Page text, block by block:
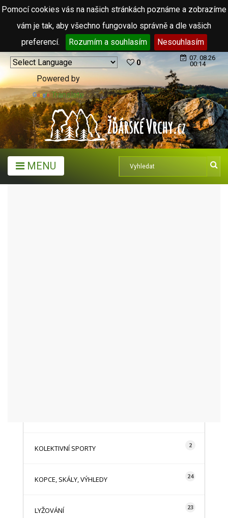
Pomocí cookies vás na našich stránkách poznáme a zobrazíme
vám je tak, aby všechno fungovalo správně a dle vašich
preferencí.
Rozumím a souhlasím Nesouhlasím
Powered by
Translate
0
07. 08.26
00:14
MENU
KOLEKTIVNÍ SPORTY 2
KOPCE, SKÁLY, VÝHLEDY 24
LYŽOVÁNÍ 23